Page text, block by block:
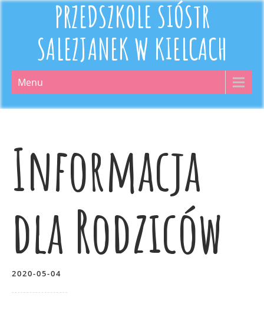
PRZEDSZKOLE SIÓSTR
SALEZJANEK W KIELCACH
Menu
Informacja
dla Rodziców
2020-05-04